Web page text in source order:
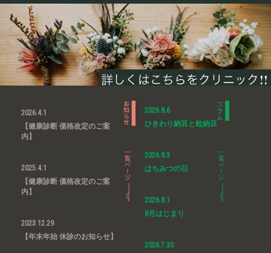
2026.4.1
【健康診断 価格改定のご案
内】
2025.4.1
【健康診断 価格改定のご案
内】
2023.12.29
【年末年始 休診のお知らせ】
2026.8.6
ひきわり納豆と粒納豆
2026.8.3
はちみつの日
2026.8.1
8月はじまり
2026.7.30